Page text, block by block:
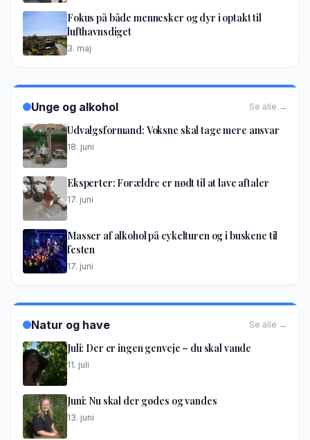
Fokus på både mennesker og dyr i optakt til
lufthavnsdiget
3. maj
Unge og alkohol Se alle →
Udvalgsformand: Voksne skal tage mere ansvar
18. juni
Eksperter: Forældre er nødt til at lave aftaler
17. juni
Masser af alkohol på cykelturen og i buskene til
festen
17. juni
Natur og have Se alle →
Juli: Der er ingen genveje – du skal vande
11. juli
Juni: Nu skal der gødes og vandes
13. juni